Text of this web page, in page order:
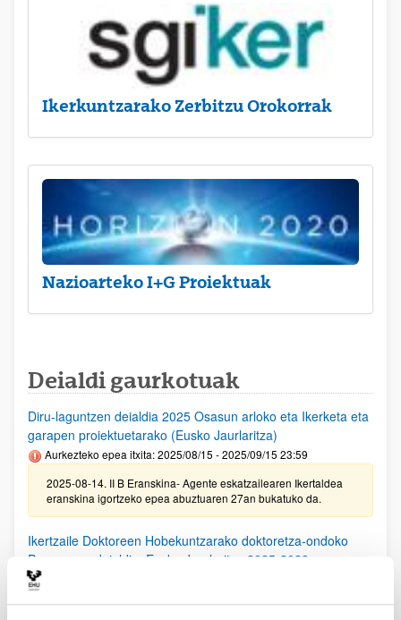
Ikerkuntzarako Zerbitzu Orokorrak
Nazioarteko I+G Proiektuak
Deialdi gaurkotuak
Diru-laguntzen deialdia 2025 Osasun arloko eta Ikerketa eta
garapen proiektuetarako (Eusko Jaurlaritza)
Aurkezteko epea itxita: 2025/08/15 - 2025/09/15 23:59
2025-08-14. II B Eranskina- Agente eskatzailearen Ikertaldea
eranskina igortzeko epea abuztuaren 27an bukatuko da.
Ikertzaile Doktoreen Hobekuntzarako doktoretza-ondoko
Programen deialdia, Eusko Jaurlaritza 2025-2028
25/08/25. EHUko konpromiso agiria lortzeko epea 2025/09/10